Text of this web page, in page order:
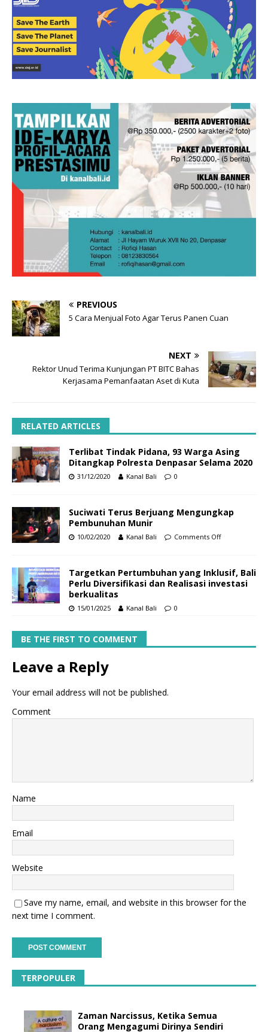
PREVIOUS
5 Cara Menjual Foto Agar Terus Panen Cuan
NEXT
Rektor Unud Terima Kunjungan PT BITC Bahas
Kerjasama Pemanfaatan Aset di Kuta
RELATED ARTICLES
Terlibat Tindak Pidana, 93 Warga Asing
Ditangkap Polresta Denpasar Selama 2020
31/12/2020 Kanal Bali 0
Suciwati Terus Berjuang Mengungkap
Pembunuhan Munir
10/02/2020 Kanal Bali Comments Off
Targetkan Pertumbuhan yang Inklusif, Bali
Perlu Diversifikasi dan Realisasi investasi
berkualitas
15/01/2025 Kanal Bali 0
BE THE FIRST TO COMMENT
Leave a Reply
Your email address will not be published.
Comment
Name
Email
Website
Save my name, email, and website in this browser for the
next time I comment.
TERPOPULER
Zaman Narcissus, Ketika Semua
Orang Mengagumi Dirinya Sendiri